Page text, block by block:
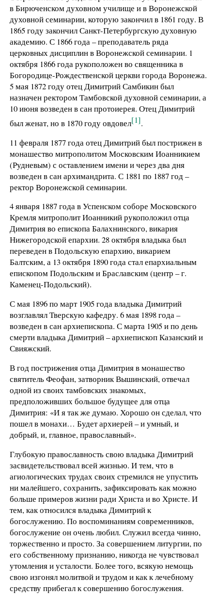
в Бирюченском духовном училище и в Воронежской
духовной семинарии, которую закончил в 1861 году. В
1865 году закончил Санкт-Петербургскую духовную
академию. С 1866 года – преподаватель ряда
церковных дисциплин в Воронежской семинарии. 1
октября 1866 года рукоположен во священника в
Богородице-Рождественской церкви города Воронежа.
5 мая 1872 году отец Димитрий Самбикин был
назначен ректором Тамбовской духовной семинарии, а
10 июня возведен в сан протоиерея. Отец Димитрий
был женат, но в 1870 году овдовел[1].
11 февраля 1877 года отец Димитрий был пострижен в
монашество митрополитом Московским Иоанникием
(Рудневым) с оставлением имени и через два дня
возведен в сан архимандрита. С 1881 по 1887 год –
ректор Воронежской семинарии.
4 января 1887 года в Успенском соборе Московского
Кремля митрополит Иоанникий рукоположил отца
Димитрия во епископа Балахнинского, викария
Нижегородской епархии. 28 октября владыка был
переведен в Подольскую епархию, викарием
Балтским, а 13 октября 1890 года стал епархиальным
епископом Подольским и Браславским (центр – г.
Каменец-Подольский).
С мая 1896 по март 1905 года владыка Димитрий
возглавлял Тверскую кафедру. 6 мая 1898 года –
возведен в сан архиепископа. С марта 1905 и по день
смерти владыка Димитрий – архиепископ Казанский и
Свияжский.
В год пострижения отца Димитрия в монашество
святитель Феофан, затворник Вышинский, отвечал
одной из своих тамбовских знакомых,
предположивших большое будущее для отца
Димитрия: «И я так же думаю. Хорошо он сделал, что
пошел в монахи… Будет архиерей – и умный, и
добрый, и, главное, православный».
Глубокую православность свою владыка Димитрий
засвидетельствовал всей жизнью. И тем, что в
агиологических трудах своих стремился не упустить
ни малейшего, сохранить, зафиксировать как можно
больше примеров жизни ради Христа и во Христе. И
тем, как относился владыка Димитрий к
богослужению. По воспоминаниям современников,
богослужение он очень любил. Служил всегда чинно,
торжественно и просто. За совершением литургии, по
его собственному признанию, никогда не чувствовал
утомления и усталости. Более того, всякую немощь
свою изгонял молитвой и трудом и как к лечебному
средству прибегал к совершению богослужения.